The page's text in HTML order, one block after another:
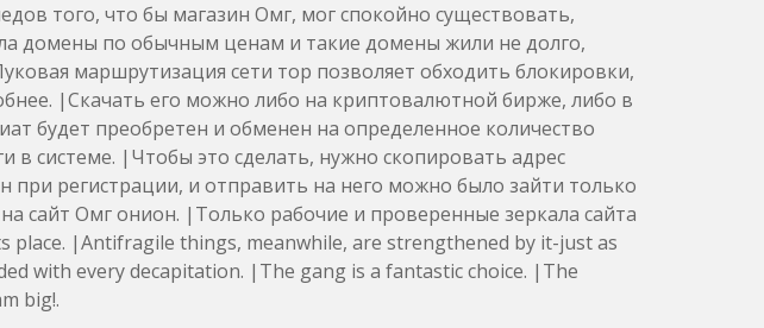
того, что бы магазин Омг, мог спокойно существовать,
домены по обычным ценам и такие домены жили не долго,
маршрутизация сети тор позволяет обходить блокировки,
|Скачать его можно либо на криптовалютной бирже, либо в
будет преобретен и обменен на определенное количество
в системе. |Чтобы это сделать, нужно скопировать адрес
регистрации, и отправить на него можно было зайти только
сайт Омг онион. |Только рабочие и проверенные зеркала сайта
place. |Antifragile things, meanwhile, are strengthened by it-just as
with every decapitation. |The gang is a fantastic choice. |The
big!.